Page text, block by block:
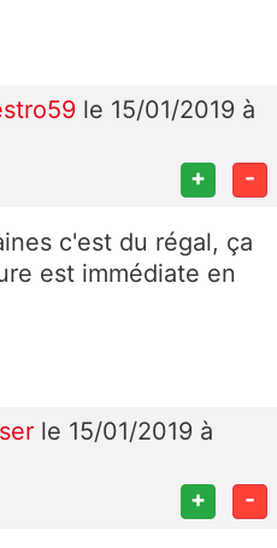
le 15/01/2019 à
+ -
c'est du régal, ça
est immédiate en
le 15/01/2019 à
+ -